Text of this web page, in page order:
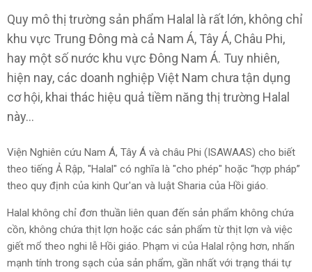
Quy mô thị trường sản phẩm Halal là rất lớn, không chỉ
khu vực Trung Đông mà cả Nam Á, Tây Á, Châu Phi,
hay một số nước khu vực Đông Nam Á. Tuy nhiên,
hiện nay, các doanh nghiệp Việt Nam chưa tận dụng
cơ hội, khai thác hiệu quả tiềm năng thị trường Halal
này...
Viện Nghiên cứu Nam Á, Tây Á và châu Phi (ISAWAAS) cho biết
theo tiếng Ả Rập, "Halal" có nghĩa là "cho phép" hoặc “hợp pháp”
theo quy định của kinh Qur'an và luật Sharia của Hồi giáo.
Halal không chỉ đơn thuần liên quan đến sản phẩm không chứa
cồn, không chứa thịt lợn hoặc các sản phẩm từ thịt lợn và việc
giết mổ theo nghi lễ Hồi giáo. Phạm vi của Halal rộng hơn, nhấn
mạnh tính trong sạch của sản phẩm, gần nhất với trạng thái tự